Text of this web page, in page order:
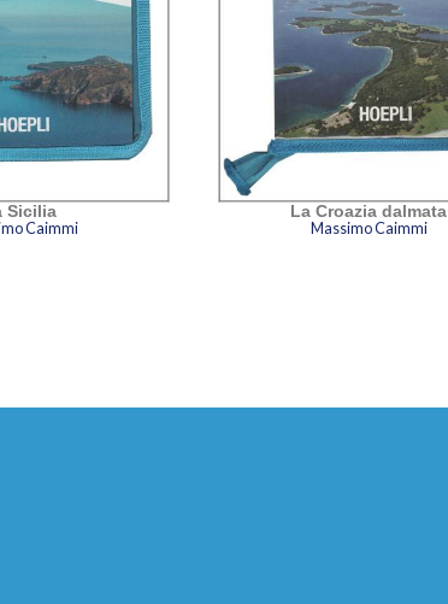
Sicilia
Caimmi
La Croazia dalmata
Massimo Caimmi